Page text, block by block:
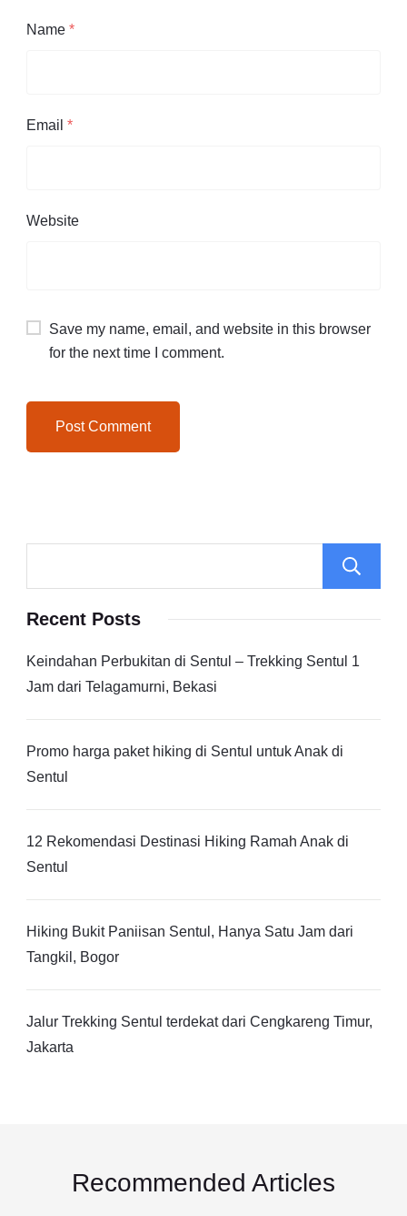
Name *
Email *
Website
Save my name, email, and website in this browser
for the next time I comment.
Recent Posts
Keindahan Perbukitan di Sentul – Trekking Sentul 1
Jam dari Telagamurni, Bekasi
Promo harga paket hiking di Sentul untuk Anak di
Sentul
12 Rekomendasi Destinasi Hiking Ramah Anak di
Sentul
Hiking Bukit Paniisan Sentul, Hanya Satu Jam dari
Tangkil, Bogor
Jalur Trekking Sentul terdekat dari Cengkareng Timur,
Jakarta
Recommended Articles